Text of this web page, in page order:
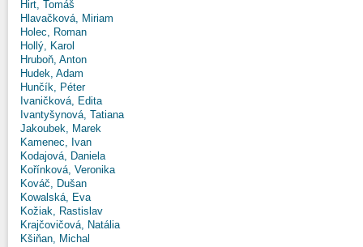
Hirt, Tomáš
Hlavačková, Miriam
Holec, Roman
Hollý, Karol
Hruboň, Anton
Hudek, Adam
Hunčík, Péter
Ivaničková, Edita
Ivantyšynová, Tatiana
Jakoubek, Marek
Kamenec, Ivan
Kodajová, Daniela
Kořínková, Veronika
Kováč, Dušan
Kowalská, Eva
Kožiak, Rastislav
Krajčovičová, Natália
Kšiňan, Michal